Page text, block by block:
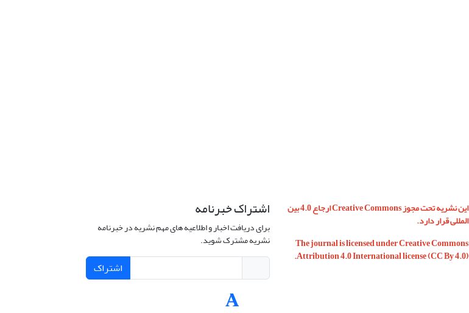
این نشریه تحت مجوز Creative Commons ارجاع 4.0 بین
المللی قرار دارد.
The journal is licensed under Creative Commons
Attribution 4.0 International license (CC By 4.0).
اشتراک خبرنامه
برای دریافت اخبار و اطلاعیه های مهم نشریه در خبرنامه
نشریه مشترک شوید.
اشتراک